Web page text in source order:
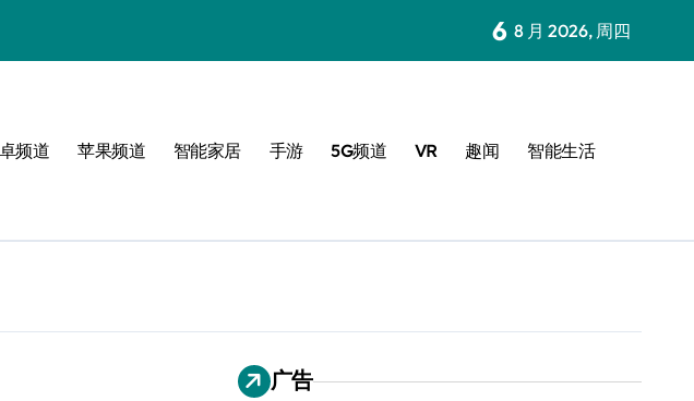
6 8 月 2026, 周四
频道 苹果频道 智能家居 手游 5G频道 VR 趣闻 智能生活
广告